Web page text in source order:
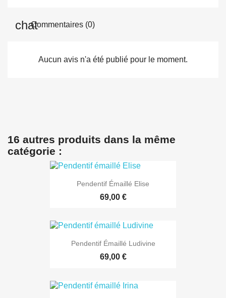
Commentaires (0)
Aucun avis n'a été publié pour le moment.
16 autres produits dans la même
catégorie :
Pendentif Émaillé Elise
69,00 €
Pendentif Émaillé Ludivine
69,00 €